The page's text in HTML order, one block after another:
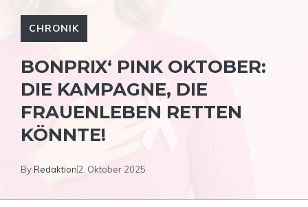
CHRONIK
BONPRIX‘ PINK OKTOBER:
DIE KAMPAGNE, DIE
FRAUENLEBEN RETTEN
KÖNNTE!
ByRedaktion2. Oktober 2025